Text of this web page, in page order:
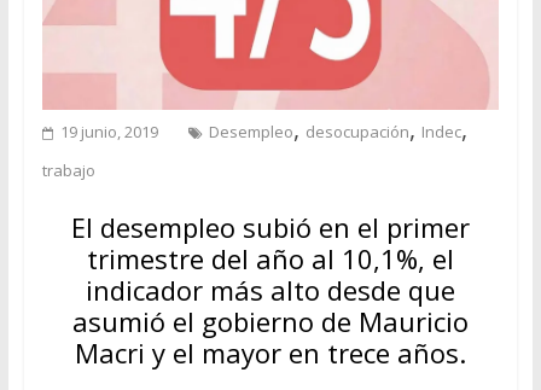
19 junio, 2019 Desempleo, desocupación, Indec,
trabajo
El desempleo subió en el primer
trimestre del año al 10,1%, el
indicador más alto desde que
asumió el gobierno de Mauricio
Macri y el mayor en trece años.